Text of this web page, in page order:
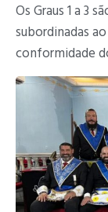
Os Graus 1 a 3
subordinadas
conformidade